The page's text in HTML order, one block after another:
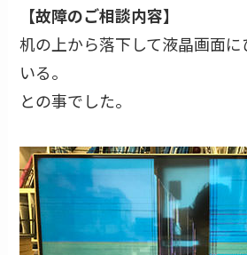
【故障のご相談内容】
机の上から落下して液晶画面
いる。
との事でした。